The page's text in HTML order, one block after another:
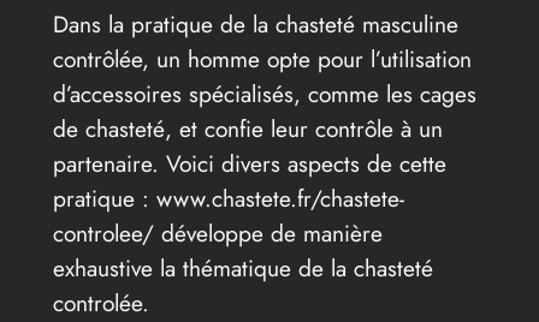
Dans la pratique de la chasteté masculine
contrôlée, un homme opte pour l’utilisation
d’accessoires spécialisés, comme les cages
de chasteté, et confie leur contrôle à un
partenaire. Voici divers aspects de cette
pratique : www.chastete.fr/chastete-
controlee/ développe de manière
exhaustive la thématique de la chasteté
controlée.